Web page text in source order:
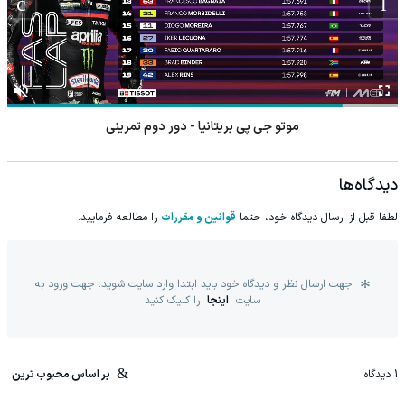
موتو جی پی بریتانیا - دور دوم تمرینی
دیدگاه‌ها
لطفا قبل از ارسال دیدگاه خود، حتما قوانین و مقررات را مطالعه فرمایید.
جهت ارسال نظر و دیدگاه خود باید ابتدا وارد سایت شوید. جهت ورود به
سایت اینجا را کلیک کنید
1 دیدگاه بر اساس محبوب ترین